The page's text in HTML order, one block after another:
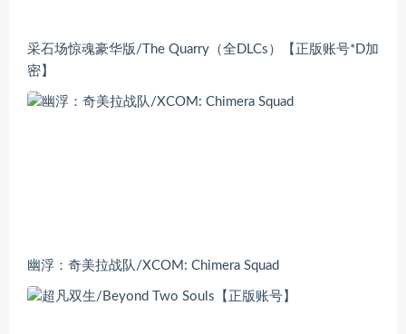
采石场惊魂豪华版/The Quarry（全DLCs）【正版账号*D加
密】
幽浮：奇美拉战队/XCOM: Chimera Squad